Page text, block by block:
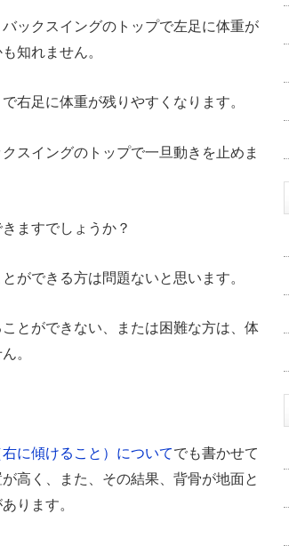
ックスイングのトップで左足に体重が
知れません。
右足に体重が残りやすくなります。
スイングのトップで一旦動きを止めま
ますでしょうか？
ができる方は問題ないと思います。
とができない、または困難な方は、体
。
に傾けること）についてでも書かせて
高く、また、その結果、背骨が地面と
ります。